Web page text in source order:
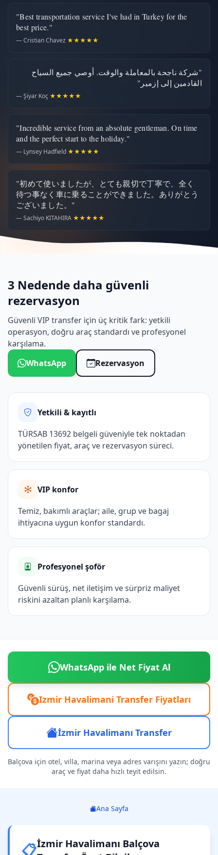
"Best transportation service I've had in Turkey for the
best price."
— Cristian Chavez ★★★★★
"شركة ناجحة بالمعاملة والوقت. أوصي جميع السياح
القادمين إلى إزمير"
— Şiyar Koç ★★★★★
"Incredible service from an absolute gentleman. On time
and the perfect start to the holiday."
— Lynsey Hadfield ★★★★★
"初めて使いましたが、とても親切で丁寧で、全く
待つ事なく車に乗ることができました。ありがとう
ございました。"
— Sachiyo KITAHIRA ★★★★★
3 Nedende daha güvenli
rezervasyon
Güvenli VIP transfer için üç kritik fark: yetkili
operasyon, doğru araç standardı ve profesyonel
karşılama.
WhatsApp
Rezervasyon
Yetkili & kayıtlı
TÜRSAB 13692 belgeli güveniyle tek noktadan
yönetilen fiyat, araç ve rezervasyon süreci.
VIP konfor
Temiz, bakımlı araçlar; aile, grup ve bagaj
ihtiyacına uygun konfor standardı.
Profesyonel şoför
Güvenli sürüş, net iletişim ve sürpriz maliyet
riskini azaltan planlı karşılama.
WhatsApp ile Net Fiyat Al
Izmir Havalimani Transfer Fiyatları
İzmir Havalimanı Transfer
Balçova için otel, villa, marina veya adres varışını yazın; doğru
araç ve fiyat daha hızlı teyit edilsin.
Ana Sayfa
📋İzmir Havalimanı Balçova